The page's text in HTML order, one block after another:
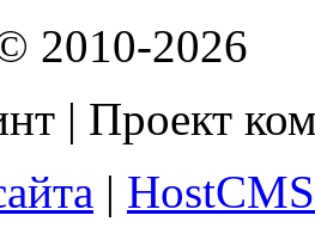
2010-2026
| Проект
| HostCMS